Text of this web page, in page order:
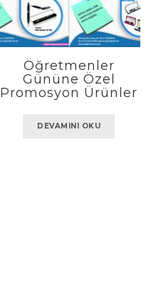
Öğretmenler
Gününe Özel
Promosyon Ürünler
DEVAMINI OKU